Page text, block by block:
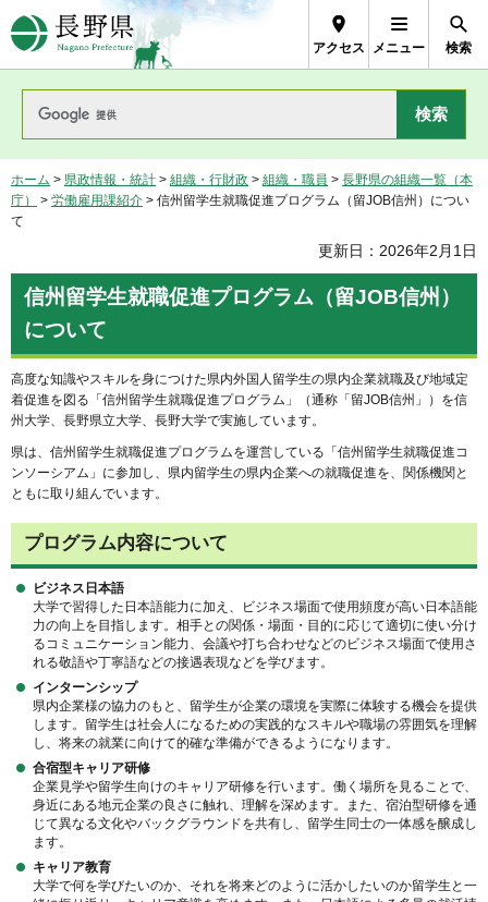
長野県Nagano Prefecture
アクセス メニュー 検索
ホーム > 県政情報・統計 > 組織・行財政 > 組織・職員 > 長野県の組織一覧（本
庁）
> 労働雇用課紹介 > 信州留学生就職促進プログラム（留JOB信州）につい
て
更新日：2026年2月1日
信州留学生就職促進プログラム（留JOB信州）
について
高度な知識やスキルを身につけた県内外国人留学生の県内企業就職及び地域定
着促進を図る「信州留学生就職促進プログラム」（通称「留JOB信州」）を信
州大学、長野県立大学、長野大学で実施しています。
県は、信州留学生就職促進プログラムを運営している「信州留学生就職促進コ
ンソーシアム」に参加し、県内留学生の県内企業への就職促進を、関係機関と
ともに取り組んでいます。
プログラム内容について
ビジネス日本語
大学で習得した日本語能力に加え、ビジネス場面で使用頻度が高い日本語能
力の向上を目指します。相手との関係・場面・目的に応じて適切に使い分け
るコミュニケーション能力、会議や打ち合わせなどのビジネス場面で使用さ
れる敬語や丁寧語などの接遇表現などを学びます。
インターンシップ
県内企業様の協力のもと、留学生が企業の環境を実際に体験する機会を提供
します。留学生は社会人になるための実践的なスキルや職場の雰囲気を理解
し、将来の就業に向けて的確な準備ができるようになります。
合宿型キャリア研修
企業見学や留学生向けのキャリア研修を行います。働く場所を見ることで、
身近にある地元企業の良さに触れ、理解を深めます。また、宿泊型研修を通
じて異なる文化やバックグラウンドを共有し、留学生同士の一体感を醸成し
ます。
キャリア教育
大学で何を学びたいのか、それを将来どのように活かしたいのか留学生と一